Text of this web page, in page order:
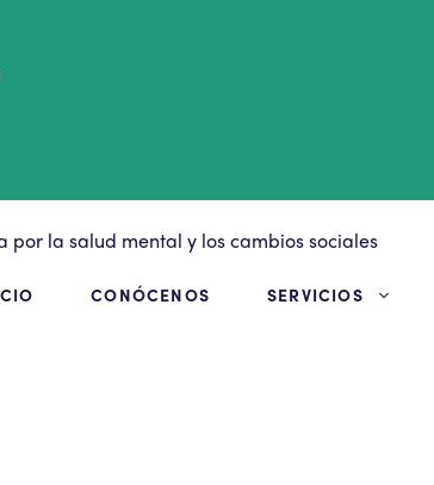
CONÓCENOS SERVICIOS